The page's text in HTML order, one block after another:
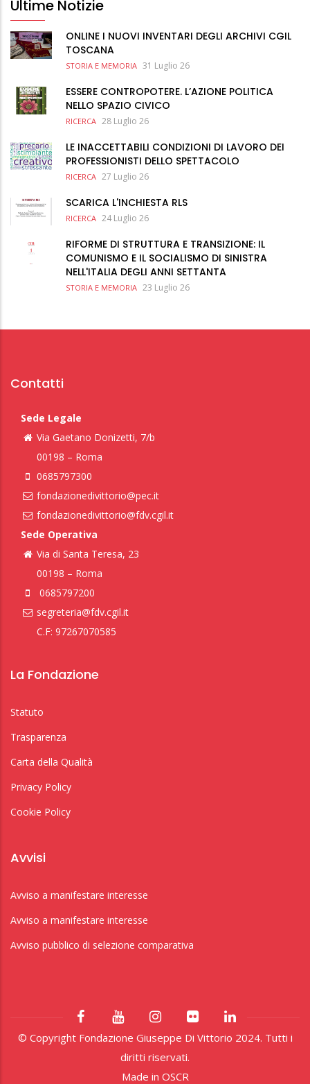
Ultime Notizie
ONLINE I NUOVI INVENTARI DEGLI ARCHIVI CGIL
TOSCANA
STORIA E MEMORIA 31 Luglio 26
ESSERE CONTROPOTERE. L’AZIONE POLITICA
NELLO SPAZIO CIVICO
RICERCA 28 Luglio 26
LE INACCETTABILI CONDIZIONI DI LAVORO DEI
PROFESSIONISTI DELLO SPETTACOLO
RICERCA 27 Luglio 26
SCARICA L'INCHIESTA RLS
RICERCA 24 Luglio 26
RIFORME DI STRUTTURA E TRANSIZIONE: IL
COMUNISMO E IL SOCIALISMO DI SINISTRA
NELL'ITALIA DEGLI ANNI SETTANTA
STORIA E MEMORIA 23 Luglio 26
Contatti
Sede Legale
Via Gaetano Donizetti, 7/b
00198 – Roma
0685797300
fondazionedivittorio@pec.it
fondazionedivittorio@fdv.cgil.it
Sede Operativa
Via di Santa Teresa, 23
00198 – Roma
0685797200
segreteria@fdv.cgil.it
C.F: 97267070585
La Fondazione
Statuto
Trasparenza
Carta della Qualità
Privacy Policy
Cookie Policy
Avvisi
Avviso a manifestare interesse
Avviso a manifestare interesse
Avviso pubblico di selezione comparativa
© Copyright Fondazione Giuseppe Di Vittorio 2024. Tutti i
diritti riservati.
Made in OSCR